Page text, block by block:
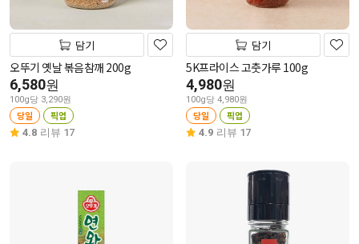
담기
오뚜기 옛날 볶음참깨 200g
6,580원
100g당 3,290원
당일 픽업
4.8 리뷰 17
담기
5K프라이스 고춧가루 100g
4,980원
100g당 4,980원
당일 픽업
4.9 리뷰 17